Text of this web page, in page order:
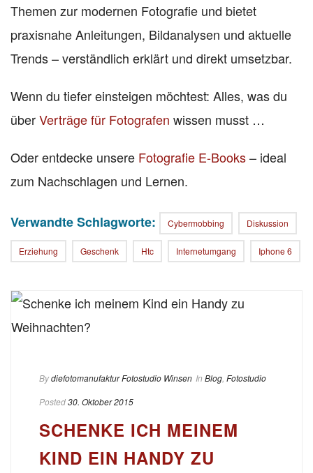
Themen zur modernen Fotografie und bietet
praxisnahe Anleitungen, Bildanalysen und aktuelle
Trends – verständlich erklärt und direkt umsetzbar.
Wenn du tiefer einsteigen möchtest: Alles, was du
überVerträge für Fotografen wissen musst …
Oder entdecke unsere Fotografie E-Books– ideal
zum Nachschlagen und Lernen.
Verwandte Schlagworte: Cybermobbing Diskussion
Erziehung Geschenk Htc Internetumgang Iphone 6
Bydiefotomanufaktur Fotostudio Winsen In Blog Fotostudio
Posted30. Oktober 2015
SCHENKE ICH MEINEM
KIND EIN HANDY ZU